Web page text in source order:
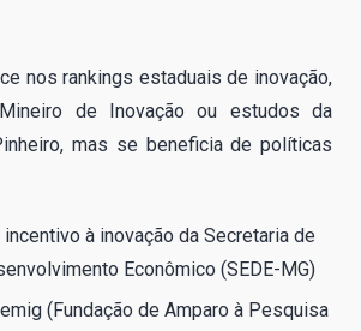
nos rankings estaduais de inovação,
de Inovação ou estudos da
mas se beneficia de políticas
à inovação da Secretaria de
Econômico (SEDE-MG)
(Fundação de Amparo à Pesquisa